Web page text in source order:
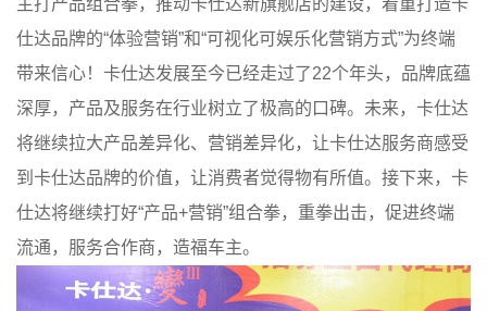
主打产品组合拳，推动卡仕达新旗舰店的建设，着重打造卡
仕达品牌的“体验营销”和“可视化可娱乐化营销方式”为终端
带来信心！卡仕达发展至今已经走过了22个年头，品牌底蕴
深厚，产品及服务在行业树立了极高的口碑。未来，卡仕达
将继续拉大产品差异化、营销差异化，让卡仕达服务商感受
到卡仕达品牌的价值，让消费者觉得物有所值。接下来，卡
仕达将继续打好“产品+营销”组合拳，重拳出击，促进终端
流通，服务合作商，造福车主。